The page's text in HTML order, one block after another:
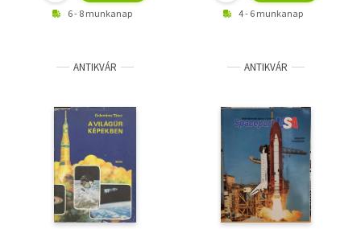
6 - 8 munkanap 4 - 6 munkanap
ANTIKVÁR ANTIKVÁR